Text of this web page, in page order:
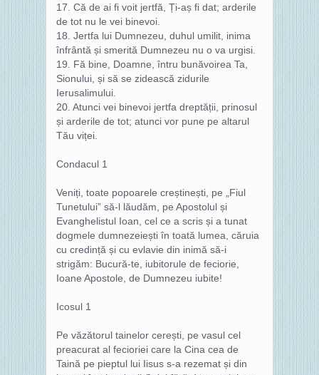
17. Că de ai fi voit jertfă, Ți‑aș fi dat; arderile
de tot nu le vei binevoi.
18. Jertfa lui Dumnezeu, duhul umilit, inima
înfrântă și smerită Dumnezeu nu o va urgisi.
19. Fă bine, Doamne, întru bunăvoirea Ta,
Sionului, și să se zidească zidurile
Ierusalimului.
20. Atunci vei binevoi jertfa dreptății, prinosul
și arderile de tot; atunci vor pune pe altarul
Tău viței.
Condacul 1
Veniți, toate popoarele creștinești, pe „Fiul
Tunetului” să-l lăudăm, pe Apostolul și
Evanghelistul Ioan, cel ce a scris și a tunat
dogmele dumnezeiești în toată lumea, căruia
cu credință și cu evlavie din inimă să-i
strigăm: Bucură-te, iubitorule de feciorie,
Ioane Apostole, de Dumnezeu iubite!
Icosul 1
Pe văzătorul tainelor cerești, pe vasul cel
preacurat al fecioriei care la Cina cea de
Taină pe pieptul lui Iisus s-a rezemat și din